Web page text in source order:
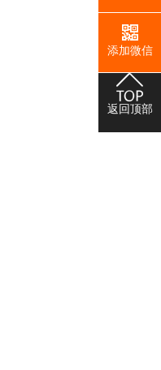
添加微信
返回顶部